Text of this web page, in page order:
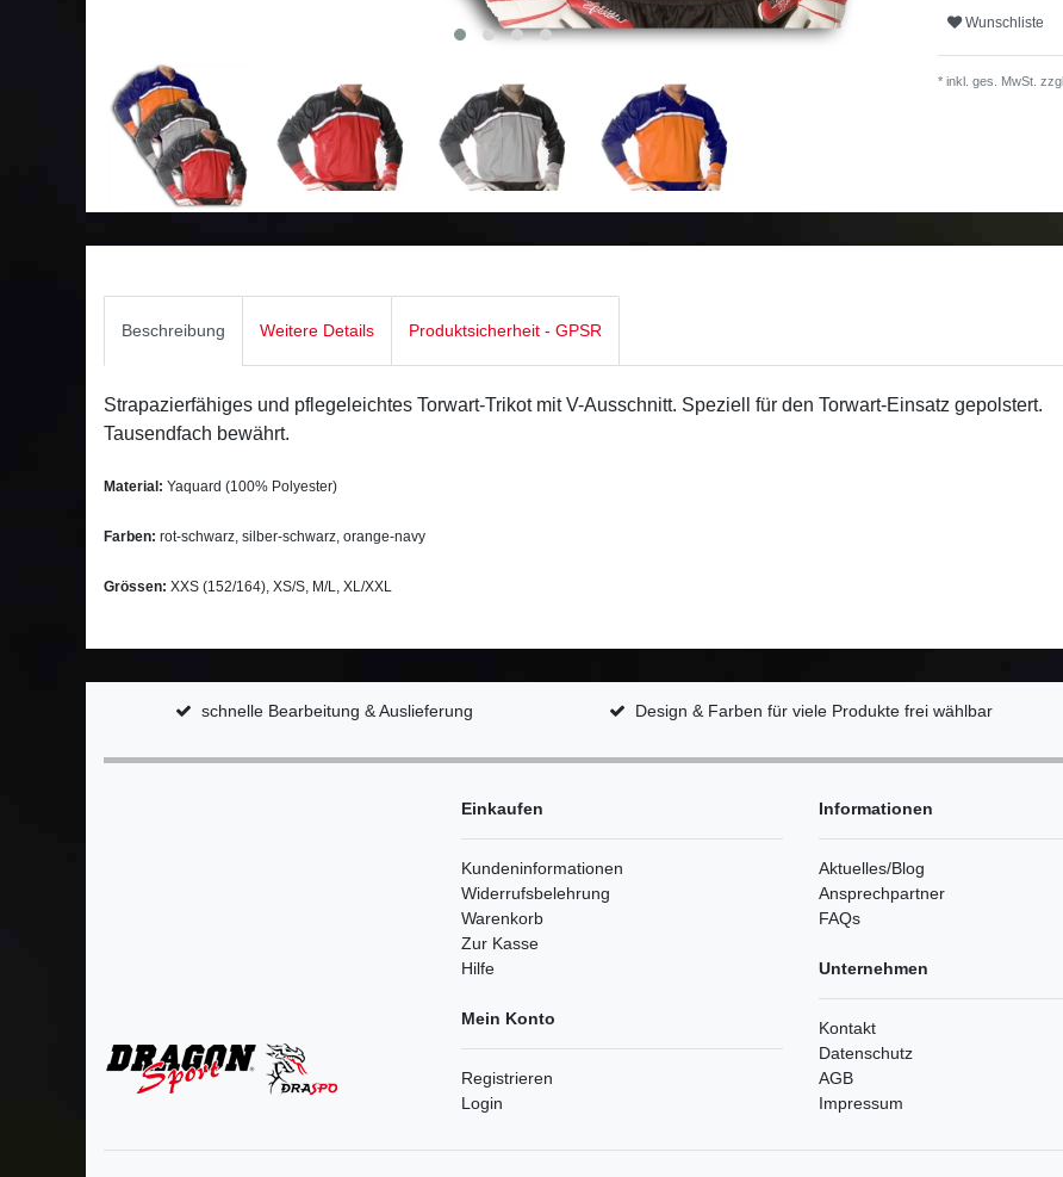
Wunschliste
* inkl. ges. MwSt. zzgl.
Beschreibung Weitere Details Produktsicherheit - GPSR
Strapazierfähiges und pflegeleichtes Torwart-Trikot mit V-Ausschnitt. Speziell für den Torwart-Einsatz gepolstert.
Tausendfach bewährt.
Material: Yaquard (100% Polyester)
Farben: rot-schwarz, silber-schwarz, orange-navy
Grössen: XXS (152/164), XS/S, M/L, XL/XXL
schnelle Bearbeitung & Auslieferung Design & Farben für viele Produkte frei wählbar
Einkaufen
Kundeninformationen
Widerrufsbelehrung
Warenkorb
Zur Kasse
Hilfe
Mein Konto
Registrieren
Login
Informationen
Aktuelles/Blog
Ansprechpartner
FAQs
Unternehmen
Kontakt
Datenschutz
AGB
Impressum